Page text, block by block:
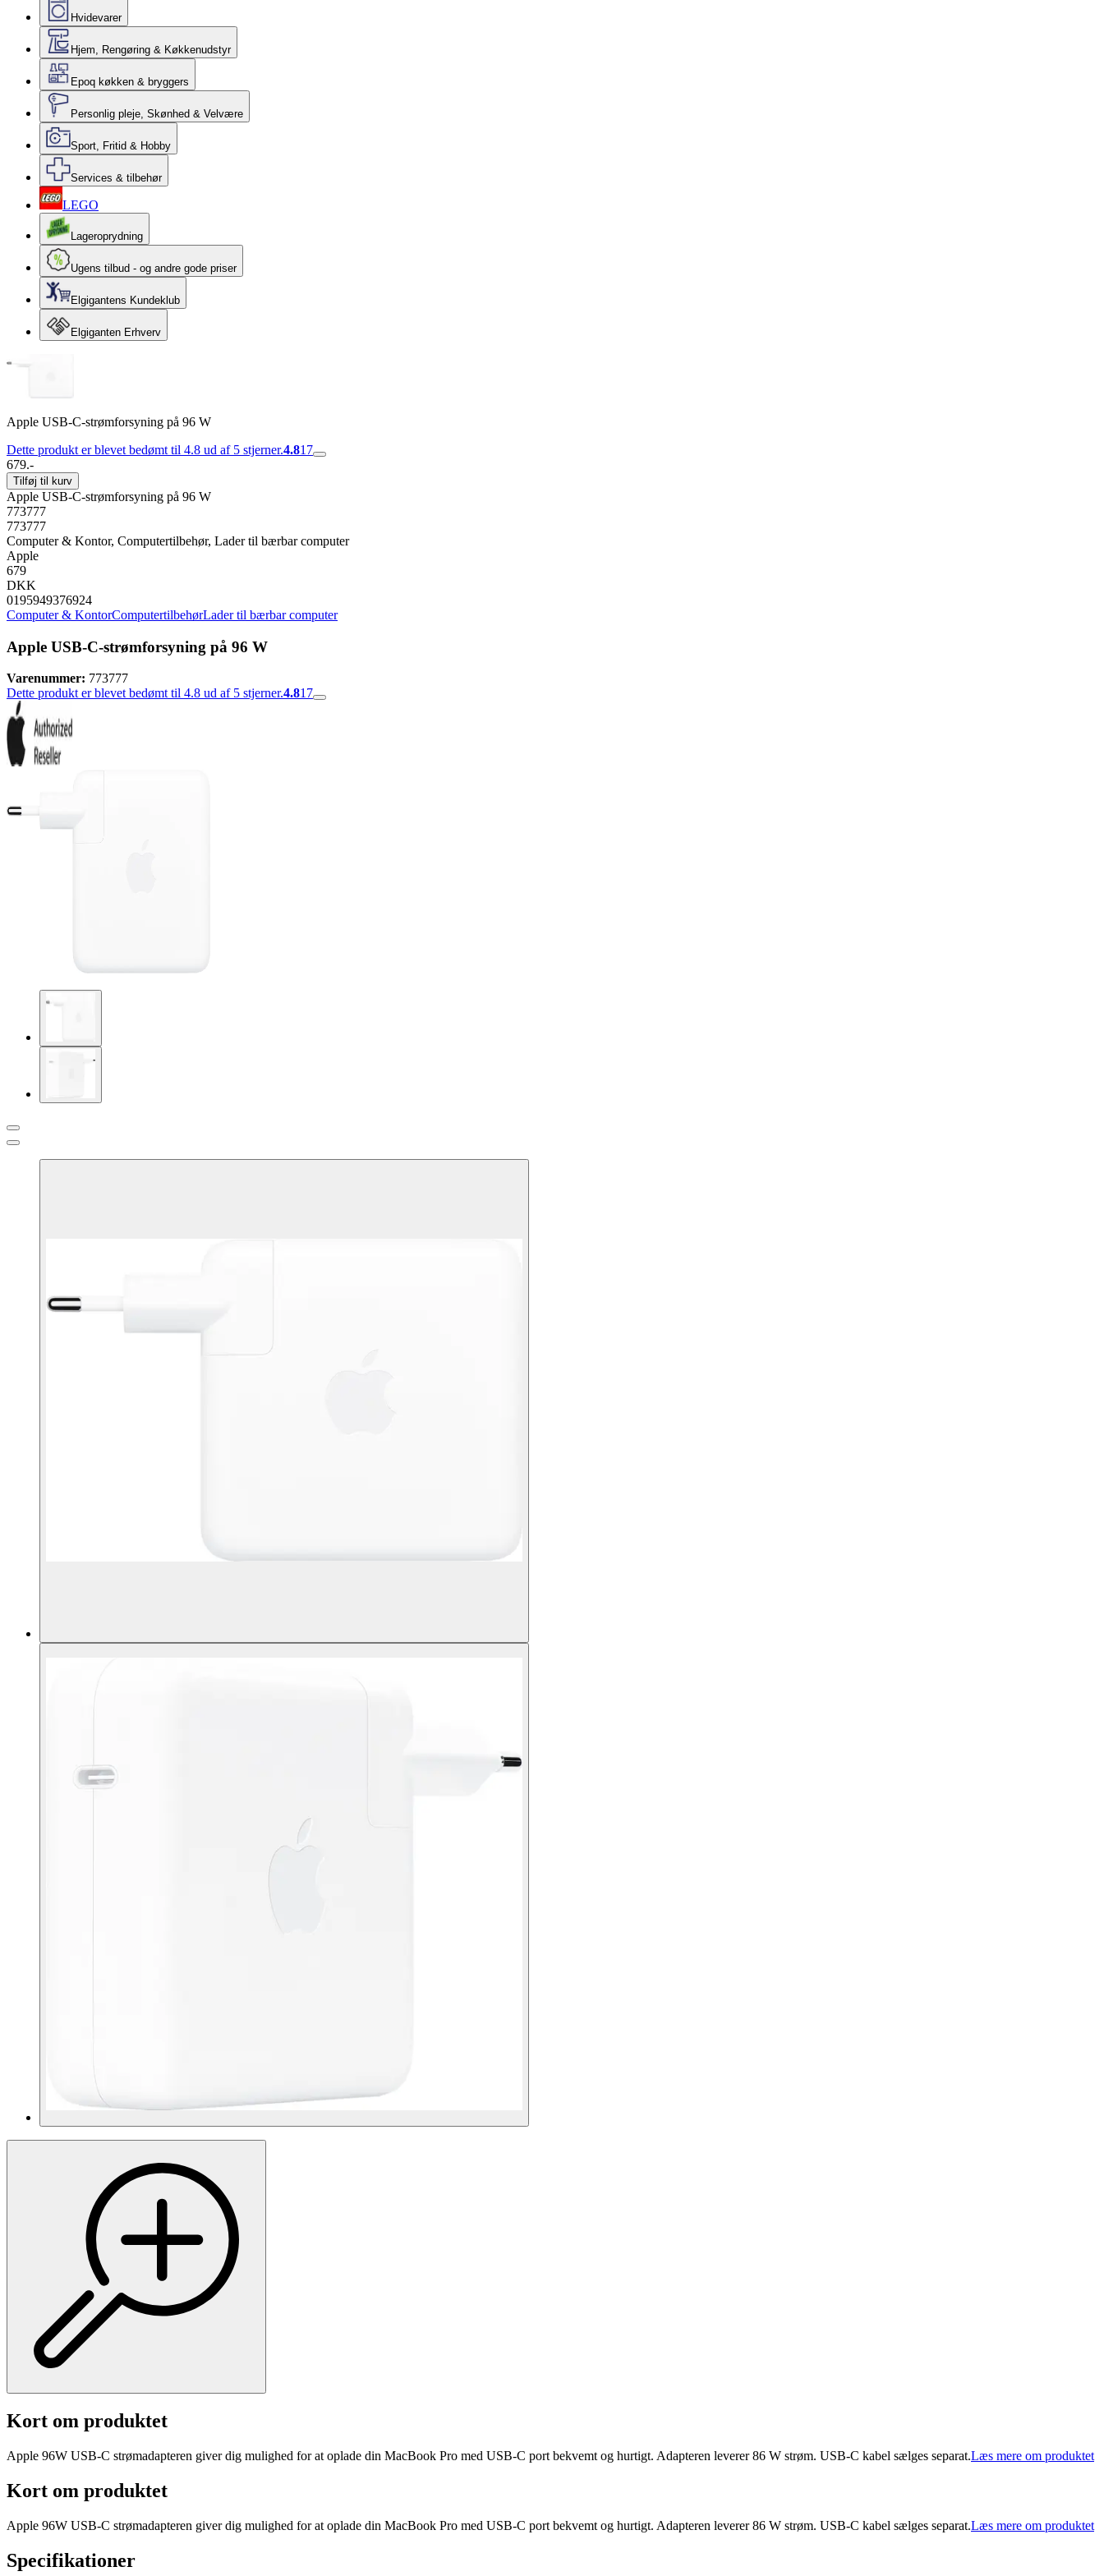
Hvidevarer
Hjem, Rengøring & Køkkenudstyr
Epoq køkken & bryggers
Personlig pleje, Skønhed & Velvære
Sport, Fritid & Hobby
Services & tilbehør
LEGO
Lageroprydning
Ugens tilbud - og andre gode priser
Elgigantens Kundeklub
Elgiganten Erhverv
Apple USB-C-strømforsyning på 96 W
Dette produkt er blevet bedømt til 4.8 ud af 5 stjerner.4.817
679.-
Tilføj til kurv
Apple USB-C-strømforsyning på 96 W
773777
773777
Computer & Kontor, Computertilbehør, Lader til bærbar computer
Apple
679
DKK
0195949376924
Computer & KontorComputertilbehørLader til bærbar computer
Apple USB-C-strømforsyning på 96 W
Varenummer: 773777
Dette produkt er blevet bedømt til 4.8 ud af 5 stjerner.4.817
Kort om produktet
Apple 96W USB-C strømadapteren giver dig mulighed for at oplade din MacBook Pro med USB-C port bekvemt og hurtigt. Adapteren leverer 86 W strøm. USB-C kabel sælges separat.Læs mere om produktet
Kort om produktet
Apple 96W USB-C strømadapteren giver dig mulighed for at oplade din MacBook Pro med USB-C port bekvemt og hurtigt. Adapteren leverer 86 W strøm. USB-C kabel sælges separat.Læs mere om produktet
Specifikationer